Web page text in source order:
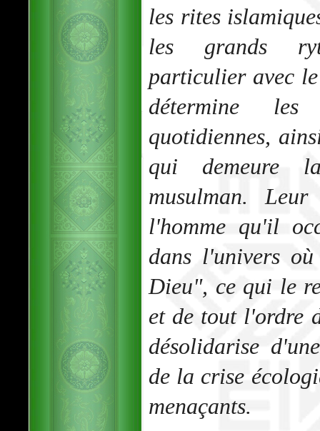
les rites
les grands
particulier avec
détermine
quotidiennes,
qui demeure
musulman.
l'homme qu'il
dans l'univers
Dieu", ce qui le
et de tout l'ordre
désolidarise
de la crise
menaçants.